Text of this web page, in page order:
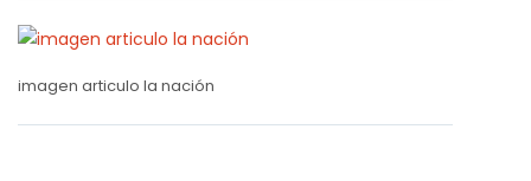
imagen articulo la nación